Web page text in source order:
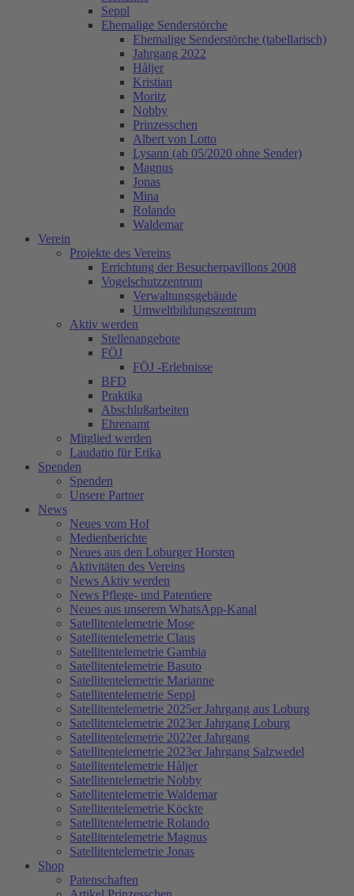
Seppl
Ehemalige Senderstörche
Ehemalige Senderstörche (tabellarisch)
Jahrgang 2022
Håljer
Kristian
Moritz
Nobby
Prinzesschen
Albert von Lotto
Lysann (ab 05/2020 ohne Sender)
Magnus
Jonas
Mina
Rolando
Waldemar
Verein
Projekte des Vereins
Errichtung der Besucherpavillons 2008
Vogelschutzzentrum
Verwaltungsgebäude
Umweltbildungszentrum
Aktiv werden
Stellenangebote
FÖJ
FÖJ -Erlebnisse
BFD
Praktika
Abschlußarbeiten
Ehrenamt
Mitglied werden
Laudatio für Erika
Spenden
Spenden
Unsere Partner
News
Neues vom Hof
Medienberichte
Neues aus den Loburger Horsten
Aktivitäten des Vereins
News Aktiv werden
News Pflege- und Patentiere
Neues aus unserem WhatsApp-Kanal
Satellitentelemetrie Mose
Satellitentelemetrie Claus
Satellitentelemetrie Gambia
Satellitentelemetrie Basuto
Satellitentelemetrie Marianne
Satellitentelemetrie Seppl
Satellitentelemetrie 2025er Jahrgang aus Loburg
Satellitentelemetrie 2023er Jahrgang Loburg
Satellitentelemetrie 2022er Jahrgang
Satellitentelemetrie 2023er Jahrgang Salzwedel
Satellitentelemetrie Håljer
Satellitentelemetrie Nobby
Satellitentelemetrie Waldemar
Satellitentelemetrie Köckte
Satellitentelemetrie Rolando
Satellitentelemetrie Magnus
Satellitentelemetrie Jonas
Shop
Patenschaften